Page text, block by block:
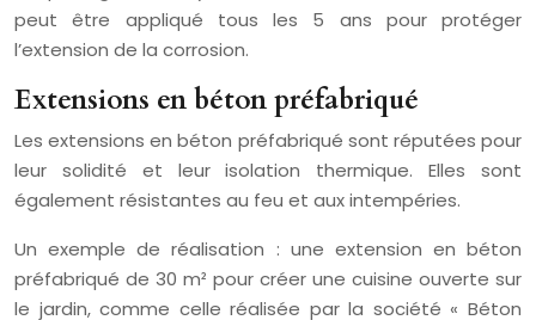
peut être appliqué tous les 5 ans pour protéger
l’extension de la corrosion.
Extensions en béton préfabriqué
Les extensions en béton préfabriqué sont réputées pour
leur solidité et leur isolation thermique. Elles sont
également résistantes au feu et aux intempéries.
Un exemple de réalisation : une extension en béton
préfabriqué de 30 m² pour créer une cuisine ouverte sur
le jardin, comme celle réalisée par la société « Béton